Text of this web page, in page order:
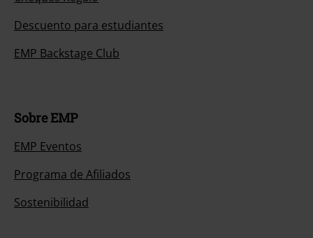
Descuento para estudiantes
EMP Backstage Club
Sobre EMP
EMP Eventos
Programa de Afiliados
Sostenibilidad